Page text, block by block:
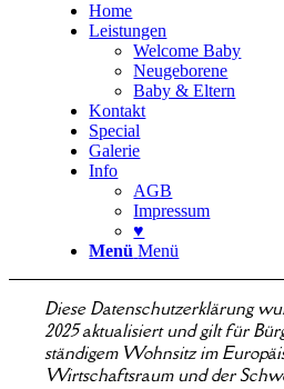
Home
Leistungen
Welcome Baby
Neugeborene
Baby & Eltern
Kontakt
Special
Galerie
Info
AGB
Impressum
♥
Menü Menü
Diese Datenschutzerklärung
2025 aktualisiert und gilt für
ständigem Wohnsitz im
Wirtschaftsraum und der